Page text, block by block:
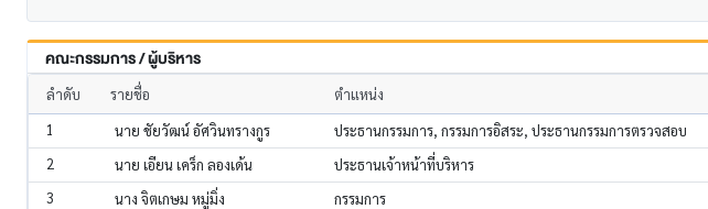
คณะกรรมการ / ผู้บริหาร
ลำดับ รายชื่อ
ตำแหน่ง
1
นาย ชัยวัฒน์ อัศวินทรางกูร
ประธานกรรมการ, กรรมการอิสระ, ประธานกรรมการตรวจสอบ
2
นาย เอียน เคร็ก ลองเด้น
ประธานเจ้าหน้าที่บริหาร
3
นาง จิตเกษม หมู่มิ่ง
กรรมการ